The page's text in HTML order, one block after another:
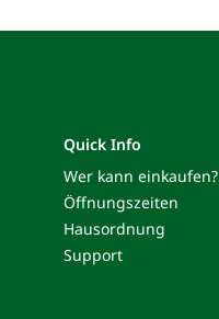
Quick Info
Wer kann einkaufen?
Öffnungszeiten
Hausordnung
Support